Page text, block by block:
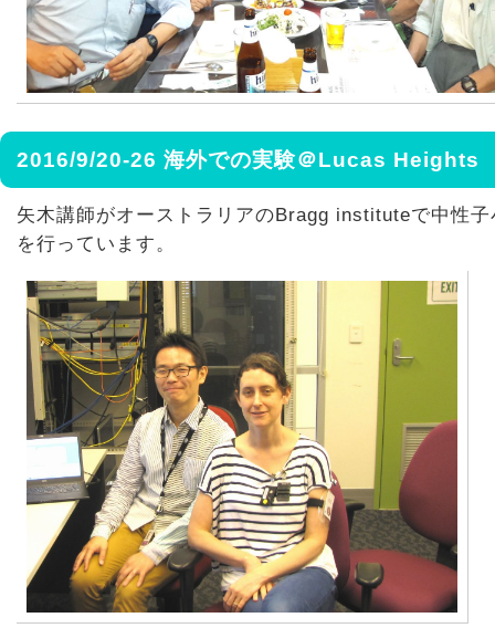
2016/9/20-26 海外での実験＠Lucas Heights
矢木講師がオーストラリアのBragg instituteで中性
を行っています。